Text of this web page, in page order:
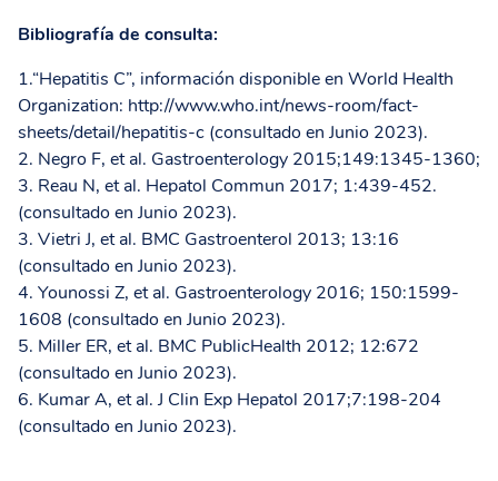
Bibliografía de consulta:
1.“Hepatitis C”, información disponible en World Health
Organization: http://www.who.int/news-room/fact-
sheets/detail/hepatitis-c (consultado en Junio 2023).
2. Negro F, et al. Gastroenterology 2015;149:1345-1360;
3. Reau N, et al. Hepatol Commun 2017; 1:439-452.
(consultado en Junio 2023).
3. Vietri J, et al. BMC Gastroenterol 2013; 13:16
(consultado en Junio 2023).
4. Younossi Z, et al. Gastroenterology 2016; 150:1599-
1608 (consultado en Junio 2023).
5. Miller ER, et al. BMC PublicHealth 2012; 12:672
(consultado en Junio 2023).
6. Kumar A, et al. J Clin Exp Hepatol 2017;7:198-204
(consultado en Junio 2023).